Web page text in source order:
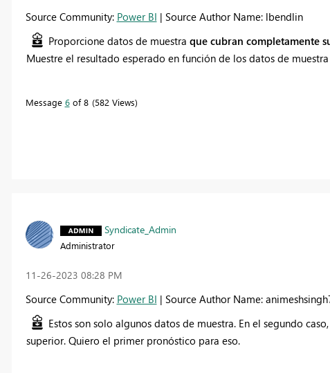
Source Community: Power BI | Source Author Name: lbendlin
Proporcione datos de muestra que cubran completamente
Muestre el resultado esperado en función de los datos de
Message 6of 8 582 Views
Syndicate_Admin
Administrator
‎11-26-2023 08:28 PM
Source Community: Power BI | Source Author Name:
Estos son solo algunos datos de muestra. En el segundo
superior. Quiero el primer pronóstico para eso.